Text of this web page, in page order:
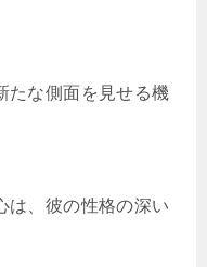
たな側面を見せる機
は、彼の性格の深い